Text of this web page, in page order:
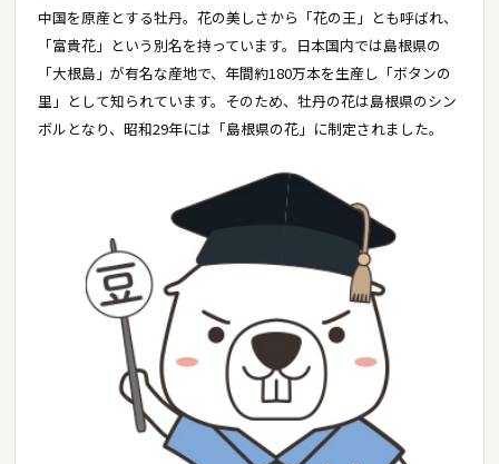
中国を原産とする牡丹。花の美しさから「花の王」とも呼ばれ、
「富貴花」という別名を持っています。日本国内では島根県の
「大根島」が有名な産地で、年間約180万本を生産し「ボタンの
里」として知られています。そのため、牡丹の花は島根県のシン
ボルとなり、昭和29年には「島根県の花」に制定されました。